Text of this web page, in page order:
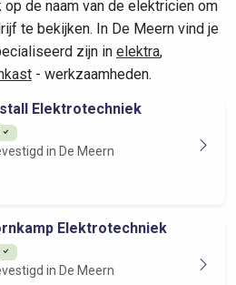
de naam van de elektricien om
te bekijken. In De Meern vind je
zijn in elektra,
- werkzaamheden.
Elektrotechniek
in De Meern
Elektrotechniek
in De Meern